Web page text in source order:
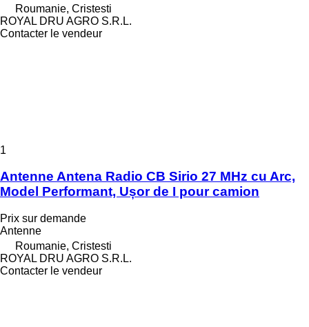
Roumanie, Cristesti
ROYAL DRU AGRO S.R.L.
Contacter le vendeur
1
Antenne Antena Radio CB Sirio 27 MHz cu Arc,
Model Performant, Ușor de I pour camion
Prix sur demande
Antenne
Roumanie, Cristesti
ROYAL DRU AGRO S.R.L.
Contacter le vendeur